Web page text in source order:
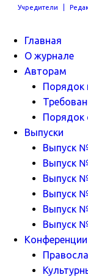
Учредители
Главная
О журнале
Авторам
Порядок
Порядок
Выпуски
Выпуск
Выпуск
Выпуск
Выпуск
Выпуск
Выпуск
Конференции